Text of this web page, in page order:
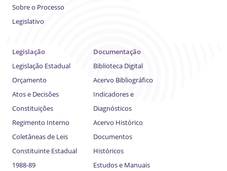
Sobre o Processo
Legislativo
Legislação
Legislação Estadual
Orçamento
Atos e Decisões
Constituições
Regimento Interno
Coletâneas de Leis
Constituinte Estadual
1988-89
Documentação
Biblioteca Digital
Acervo Bibliográfico
Indicadores e
Diagnósticos
Acervo Histórico
Documentos
Históricos
Estudos e Manuais